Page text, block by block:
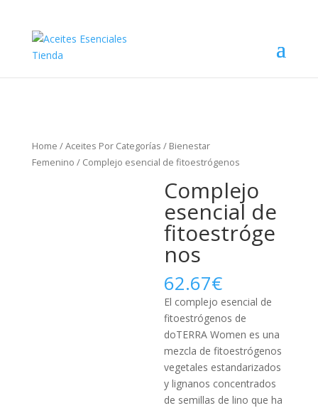
Home /Aceites Por Categorías / Bienestar
Femenino / Complejo esencial de fitoestrógenos
Complejo
esencial de
fitoestróge
nos
62.67€
El complejo esencial de
fitoestrógenos de
doTERRA Women es una
mezcla de fitoestrógenos
vegetales estandarizados
y lignanos concentrados
de semillas de lino que ha